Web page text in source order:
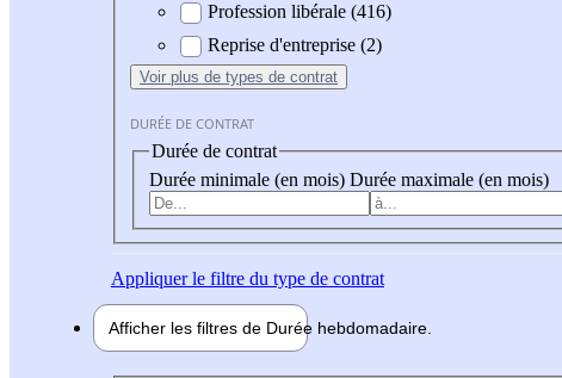
Profession libérale (416)
Reprise d'entreprise (2)
Voir plus de types de contrat
DURÉE DE CONTRAT
Durée de contrat
Durée minimale (en mois) Durée maximale (en mois)
Appliquerle filtre du type de contrat
Afficher les filtres de Durée hebdomadaire